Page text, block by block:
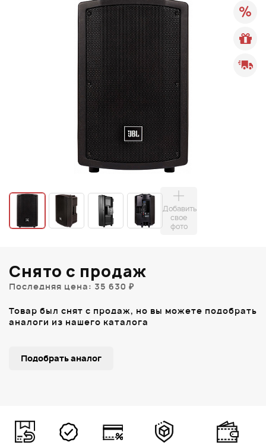
Добавить
свое
фото
Снято с продаж
Последняя цена: 35 630 ₽
Товар был снят с продаж, но вы можете подобрать
аналоги из нашего каталога
Подобрать аналог